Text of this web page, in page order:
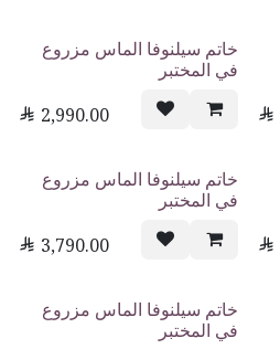

خاتم سيلنوفا الماس مزروع
في المختبر
 2,990.00

خاتم سيلنوفا الماس مزروع
في المختبر
 3,790.00
خاتم سيلنوفا الماس مزروع
في المختبر